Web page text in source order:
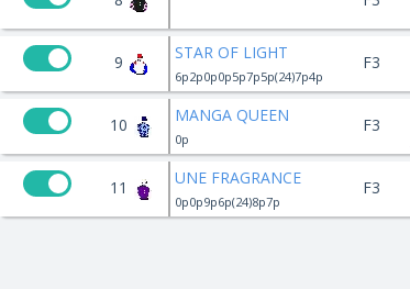
9 STAR OF LIGHT
6p2p0p0p5p7p5p(24)7p4p
F3
10 MANGA QUEEN
0p
F3
11 UNE FRAGRANCE
0p0p9p6p(24)8p7p
F3